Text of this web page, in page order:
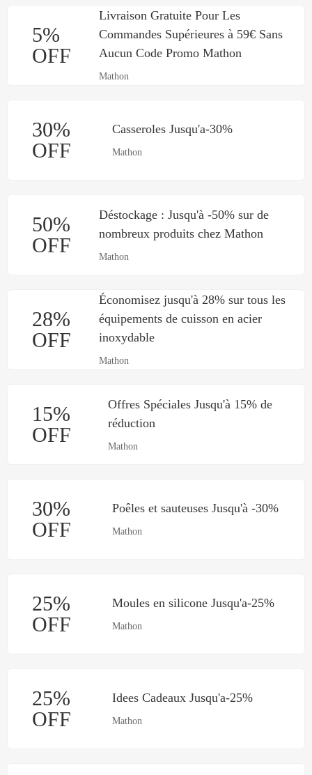
5%
OFF
Livraison Gratuite Pour Les
Commandes Supérieures à 59€ Sans
Aucun Code Promo Mathon
Mathon
30%
OFF
Casseroles Jusqu'a-30%
Mathon
50%
OFF
Déstockage : Jusqu'à -50% sur de
nombreux produits chez Mathon
Mathon
28%
OFF
Économisez jusqu'à 28% sur tous les
équipements de cuisson en acier
inoxydable
Mathon
15%
OFF
Offres Spéciales Jusqu'à 15% de
réduction
Mathon
30%
OFF
Poêles et sauteuses Jusqu'à -30%
Mathon
25%
OFF
Moules en silicone Jusqu'a-25%
Mathon
25%
OFF
Idees Cadeaux Jusqu'a-25%
Mathon